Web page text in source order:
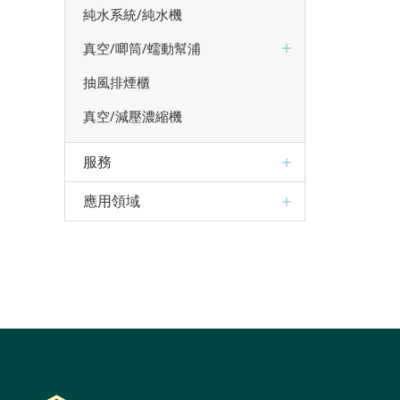
純水系統/純水機
真空/唧筒/蠕動幫浦
抽風排煙櫃
真空/減壓濃縮機
服務
應用領域